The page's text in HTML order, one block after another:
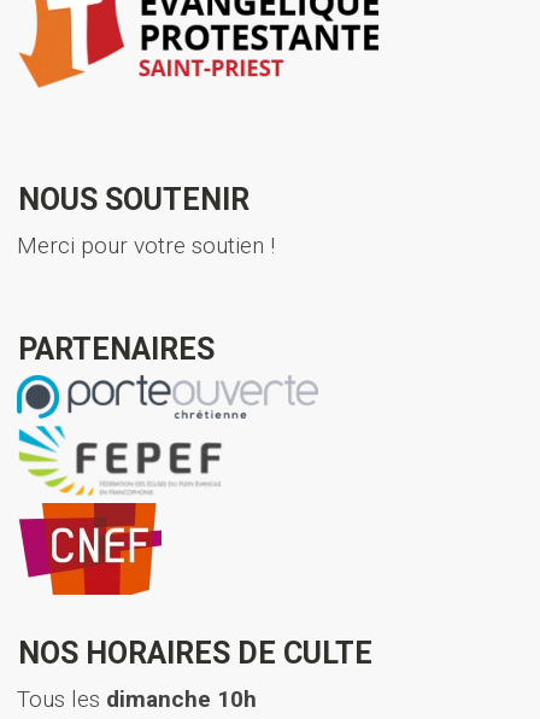
NOUS SOUTENIR
Merci pour votre soutien !
PARTENAIRES
NOS HORAIRES DE CULTE
Tous les dimanche 10h